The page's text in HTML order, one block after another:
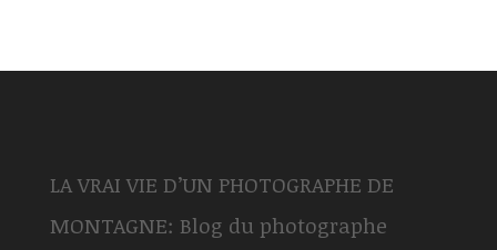
LA VRAI VIE D’UN PHOTOGRAPHE DE
MONTAGNE: Blog du photographe